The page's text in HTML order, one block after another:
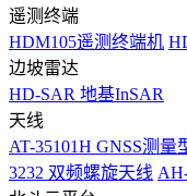
遥测终端
HDM105遥测终端机
边坡雷达
HD-SAR 地基InSAR
天线
AT-35101H GNSS测量
3232 双频螺旋天线